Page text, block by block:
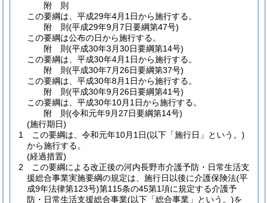
附 則
この要綱は、平成29年4月1日から施行する。
附 則(平成29年9月7日要綱第47号)
この要綱は公布の日から施行する。
附 則(平成30年3月30日要綱第14号)
この要綱は、平成30年4月1日から施行する。
附 則(平成30年7月26日要綱第37号)
この要綱は、平成30年8月1日から施行する。
附 則(平成30年9月26日要綱第41号)
この要綱は、平成30年10月1日から施行する。
附 則(令和元年9月27日要綱第14号)
(施行期日)
1
この要綱は、令和元年10月1日(以下「施行日」という。)
から施行する。
(経過措置)
2
この要綱による改正後の河内長野市介護予防・日常生活支
援総合事業実施要綱の規定は、施行日以後に介護保険法(平
成9年法律第123号)第115条の45第1項に規定する介護予
防・日常生活支援総合事業(以下「総合事業」という。)を